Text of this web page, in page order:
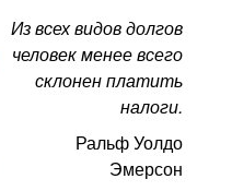
Из всех видов долгов
человек менее всего
склонен платить
налоги.
Ральф Уолдо
Эмерсон